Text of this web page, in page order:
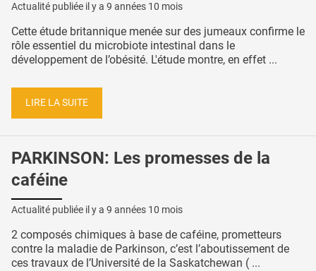
Actualité publiée il y a 9 années 10 mois
Cette étude britannique menée sur des jumeaux confirme le
rôle essentiel du microbiote intestinal dans le
développement de l’obésité. L'étude montre, en effet ...
LIRE LA SUITE
PARKINSON: Les promesses de la
caféine
Actualité publiée il y a 9 années 10 mois
2 composés chimiques à base de caféine, prometteurs
contre la maladie de Parkinson, c’est l’aboutissement de
ces travaux de l’Université de la Saskatchewan ( ...